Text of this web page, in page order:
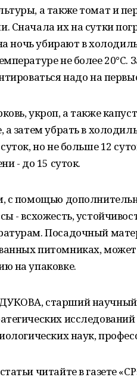
а также томат и
Сначала их на сутки
ночь убирают в
не более
надо на
укроп, а также
а затем убрать в
но не больше 12
- до 15 суток.
с помощью
- всхожесть,
Посадочный
питомниках,
на упаковке.
старший научный
наук,
читайте в газете